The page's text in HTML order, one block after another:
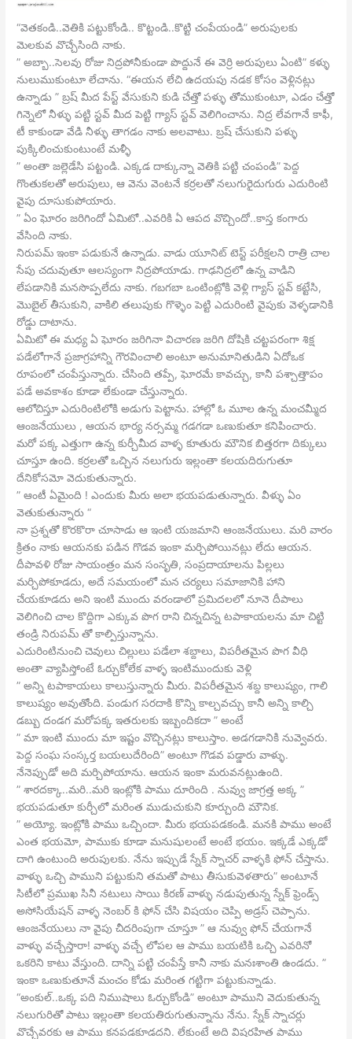
“వెతకండి..వెతికి పట్టుకోండి.. కొట్టండి..కొట్టి చంపేయండి” అరుపులకు
మెలకువ వొచ్చేసింది నాకు.
” అబ్బా..సెలవు రోజు నిద్రపోనీకుండా పొద్దునే ఈ వెర్రి అరుపులు ఏంటి” కళ్ళు
నులుముకుంటూ లేచాను. “ఈయన లేచి ఉదయపు నడక కోసం వెళ్లినట్లు
ఉన్నాడు ” బ్రష్ మీద పేస్ట్ వేసుకుని కుడి చేత్తో పళ్ళు తోముకుంటూ, ఎడం చేత్తో
గిన్నెలో నీళ్ళు పట్టి స్టవ్ మీద పెట్టి గ్యాస్ స్టవ్ వెలిగించాను. నిద్ర లేవగానే కాఫీ,
టీ కాకుండా వేడి నీళ్ళు తాగడం నాకు అలవాటు. బ్రష్ చేసుకుని పళ్ళు
పుక్కిలించుకుంటుంటే మళ్ళీ
” అంతా జల్లెడేసి పట్టండి. ఎక్కడ దాక్కున్నా వెతికి పట్టి చంపండి” పెద్ద
గొంతుకలతో అరుపులు, ఆ వెను వెంటనే కర్రలతో నలుగురైదుగురు ఎదురింటి
వైపు దూసుకుపోయారు.
” ఏం ఘోరం జరిగిందో ఏమిటో..ఎవరికి ఏ ఆపద వొచ్చిందో..కాస్త కంగారు
వేసింది నాకు.
నిరుపమ్ ఇంకా పడుకునే ఉన్నాడు. వాడు యూనిట్ టెస్ట్ పరీక్షలని రాత్రి చాల
సేపు చదువుతూ ఆలస్యంగా నిద్రపోయాడు. గాఢనిద్రలో ఉన్న వాడిని
లేపడానికి మనసొప్పలేదు నాకు. గబగబా ఒంటింట్లోకి వెళ్లి గ్యాస్ స్టవ్ కట్టేసి,
మొబైల్ తీసుకుని, వాకిలి తలుపుకు గొళ్ళెం పెట్టి ఎదురింటి వైపుకు వెళ్ళడానికి
రోడ్డు దాటాను.
ఏమిటో ఈ మధ్య ఏ ఘోరం జరిగినా విచారణ జరిగి దోషికి చట్టపరంగా శిక్ష
పడేలోగానే ప్రజాగ్రహాన్ని గౌరవించాలి అంటూ అనుమానితుడిని ఏదోఒక
రూపంలో చంపేస్తున్నారు. చేసింది తప్పే, ఘోరమే కావచ్చు, కానీ పశ్చాత్తాపం
పడే అవకాశం కూడా లేకుండా చేస్తున్నారు.
ఆలోచిస్తూ ఎదురింటిలోకి అడుగు పెట్టాను. హాల్లో ఓ మూల ఉన్న మంచమ్మీద
ఆంజనేయులు , ఆయన భార్య నర్సమ్మ గడగడా ఒణుకుతూ కనిపించారు.
మరో పక్క ఎత్తుగా ఉన్న కుర్చీమీద వాళ్ళ కూతురు మౌనిక బిత్తరగా దిక్కులు
చూస్తూ ఉంది. కర్రలతో ఒచ్చిన నలుగురు ఇల్లంతా కలయదిరుగుతూ
దేనికోసమో వెదుకుతున్నారు.
” ఆంటీ ఏమైంది ! ఎందుకు మీరు అలా భయపడుతున్నారు. వీళ్ళు ఏం
వెతుకుతున్నారు “
నా ప్రశ్నతో కొరకొరా చూసాడు ఆ ఇంటి యజమాని ఆంజనేయులు. మరి వారం
క్రితం నాకు ఆయనకు పడిన గొడవ ఇంకా మర్చిపోయినట్లు లేదు ఆయన.
దీపావళి రోజు సాయంత్రం మన సంసృతి, సంప్రదాయాలను పిల్లలు
మర్చిపోకూడదు, అదే సమయంలో మన చర్యలు సమాజానికి హాని
చేయకూడదు అని ఇంటి ముందు వరండాలో ప్రమిదలలో నూనె దీపాలు
వెలిగించి చాల కొద్దిగా ఎక్కువ పొగ రాని చిన్నచిన్న టపాకాయలను మా చిట్టి
తండ్రి నిరుపమ్ తో కాల్పిస్తున్నాను.
ఎదురింటినుంచి చెవులు చిల్లులు పడేలా శబ్దాలు, విపరీతమైన పొగ వీధి
అంతా వ్యాపిస్తోంటే ఓర్చుకోలేక వాళ్ళ ఇంటిముందుకు వెళ్లి
” అన్ని టపాకాయలు కాలుస్తున్నారు మీరు. విపరీతమైన శబ్ద కాలుష్యం, గాలి
కాలుష్యం అవుతోంది. పండుగ సరదాకి కొన్ని కాల్చవచ్చు కానీ అన్ని కాల్చి
డబ్బు దండగ మరోపక్క ఇతరులకు ఇబ్బందికదా ” అంటే
” మా ఇంటి ముందు మా ఇష్టం వొచ్చినట్లు కాలుస్తాం. అడగడానికి నువ్వెవరు.
పెద్ద సంఘ సంస్కర్త బయలుదేరింది” అంటూ గొడవ పడ్డారు వాళ్ళు.
నేనెప్పుడో అది మర్చిపోయాను. ఆయన ఇంకా మరువనట్లుఉంది.
” శారదక్కా..మరి..మరి ఇంట్లోకి పాము దూరింది . నువ్వు జాగ్రత్త అక్క ”
భయపడుతూ కుర్చీలో మరింత ముడుచుకుని కూర్చుంది మౌనిక.
” అయ్యో. ఇంట్లోకి పాము ఒచ్చిందా. మీరు భయపడకండి. మనకి పాము అంటే
ఎంత భయమో, పాముకు కూడా మనుషులంటే అంటే భయం. ఇక్కడే ఎక్కడో
దాగి ఉంటుంది అరుపులకు. నేను ఇప్పుడే స్నేక్ స్నాచర్ వాళ్ళకి ఫోన్ చేస్తాను.
వాళ్ళు ఒచ్చి పాముని పట్టుకుని తమతో పాటు తీసుకువెళతారు” అంటూనే
సిటీలో ప్రముఖ సినీ నటులు సాయి కిరణ్ వాళ్ళు నడుపుతున్న స్నేక్ ఫ్రెండ్స్
అసోసియేషన్ వాళ్ళ నెంబర్ కి ఫోన్ చేసి విషయం చెప్పి అడ్రస్ చెప్పాను.
ఆంజనేయులు నా వైపు చీదరింపుగా చూస్తూ ” ఆ నువ్వు ఫోన్ చేయగానే
వాళ్ళు వచ్చేస్తారా! వాళ్ళు వచ్చే లోపల ఆ పాము బయటికి ఒచ్చి ఎవరినో
ఒకరిని కాటు వేస్తుంది. దాన్ని పట్టి చంపేస్తే కానీ నాకు మనఃశాంతి ఉండదు. ”
ఇంకా ఒణుకుతూనే మంచం కోడు మరింత గట్టిగా పట్టుకున్నాడు.
“అంకుల్..ఒక్క పది నిముషాలు ఓర్చుకోండి” అంటూ పాముని వెదుకుతున్న
నలుగురితో పాటు ఇల్లంతా కలయతిరుగుతున్నాను నేను. స్నేక్ స్నాచర్లు
వొచ్చేవరకు ఆ పాము కనపడకూడదని. లేకుంటే అది విషరహిత పాము